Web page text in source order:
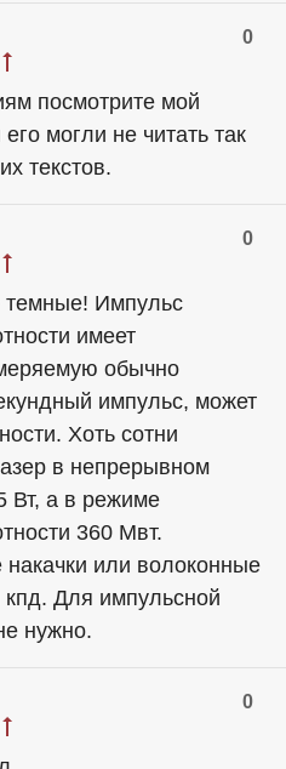
0
посмотрите мой
могли не читать так
текстов.
0
темные! Импульс
имеет
обычно
импульс, может
Хоть сотни
в непрерывном
Вт, а в режиме
360 Мвт.
или волоконные
Для импульсной
нужно.
0